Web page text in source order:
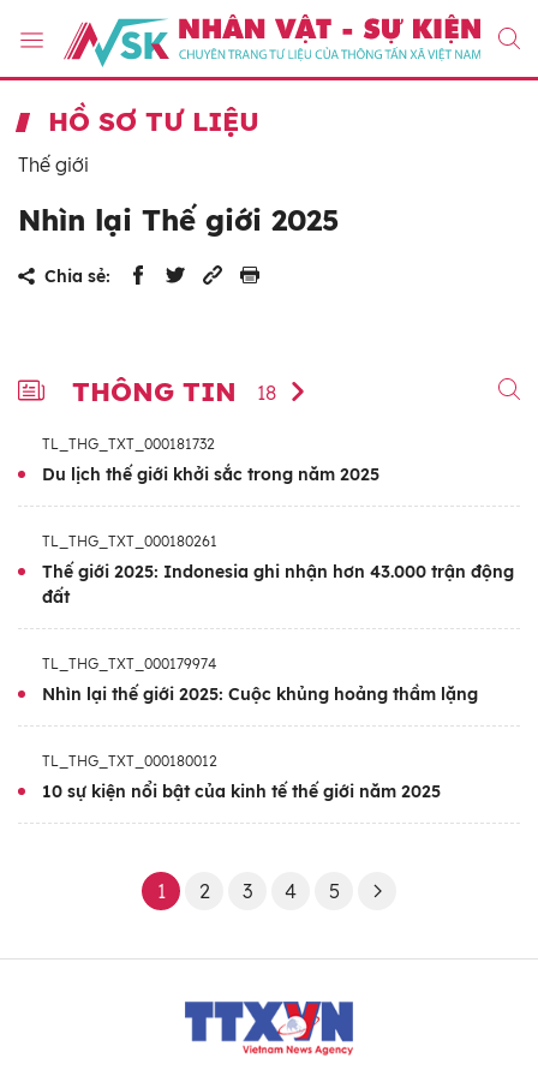
HỒ SƠ TƯ LIỆU
Thế giới
Nhìn lại Thế giới 2025
Chia sẻ:
THÔNG TIN 18
TL_THG_TXT_000181732
Du lịch thế giới khởi sắc trong năm 2025
TL_THG_TXT_000180261
Thế giới 2025: Indonesia ghi nhận hơn 43.000 trận động
đất
TL_THG_TXT_000179974
Nhìn lại thế giới 2025: Cuộc khủng hoảng thầm lặng
TL_THG_TXT_000180012
10 sự kiện nổi bật của kinh tế thế giới năm 2025
1 2 3 4 5